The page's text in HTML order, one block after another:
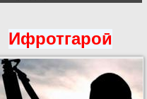
Ифротгароӣ